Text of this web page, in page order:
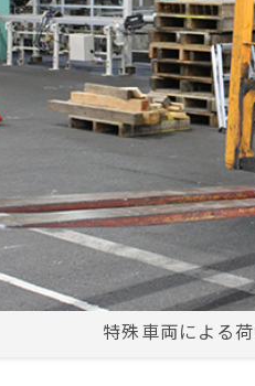
特殊車両による